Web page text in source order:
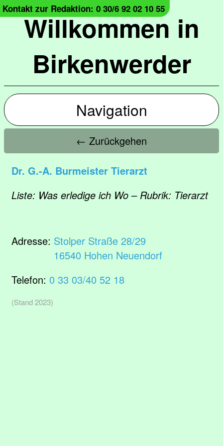
Willkommen in
Birkenwerder
Kontakt zur Redaktion: 0 30/6 92 02 10 55
Navigation
← Zurückgehen
Dr. G.-A. Burmeister Tierarzt
Liste: Was erledige ich Wo – Rubrik: Tierarzt
Adresse: Stolper Straße 28/29
16540 Hohen Neuendorf
Telefon: 0 33 03/40 52 18
(Stand 2023)